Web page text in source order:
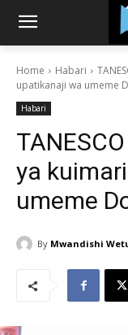
Home Habari
upatikanaji wa umeme
Habari
ya
umeme
By Mwandishi